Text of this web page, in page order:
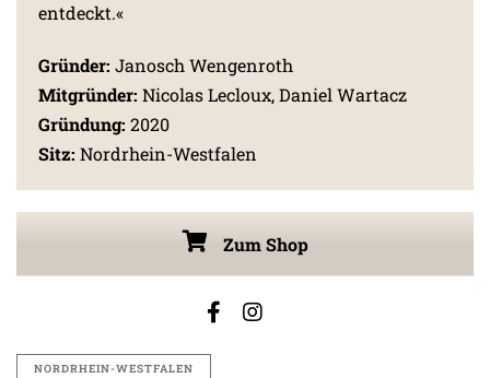
entdeckt.«
Gründer: Janosch Wengenroth
Mitgründer: Nicolas Lecloux, Daniel Wartacz
Gründung: 2020
Sitz: Nordrhein-Westfalen
Zum Shop
NORDRHEIN-WESTFALEN